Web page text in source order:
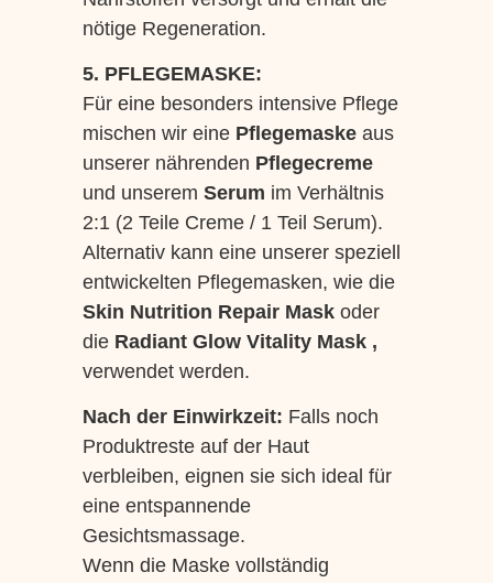
nötige Regeneration.
5. PFLEGEMASKE:
Für eine besonders intensive Pflege
mischen wir eine Pflegemaskeaus
unserer nährenden Pflegecreme
und unserem Serum im Verhältnis
2:1 (2 Teile Creme / 1 Teil Serum).
Alternativ kann eine unserer speziell
entwickelten Pflegemasken, wie die
Skin Nutrition Repair Maskoder
die Radiant Glow Vitality Mask ,
verwendet werden.
Nach der Einwirkzeit: Falls noch
Produktreste auf der Haut
verbleiben, eignen sie sich ideal für
eine entspannende
Gesichtsmassage.
Wenn die Maske vollständig